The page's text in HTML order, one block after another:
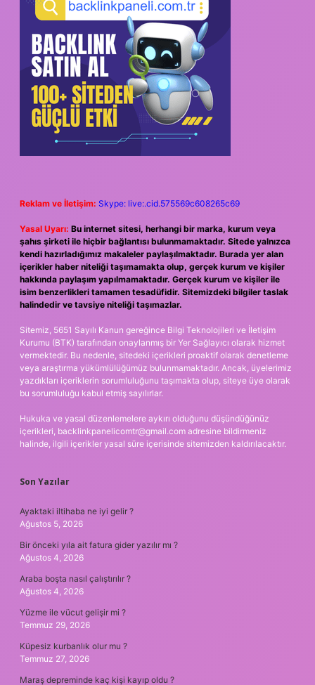
Reklam ve İletişim: Skype: live:.cid.575569c608265c69
Yasal Uyarı: Bu internet sitesi, herhangi bir marka, kurum veya
şahıs şirketi ile hiçbir bağlantısı bulunmamaktadır. Sitede yalnızca
kendi hazırladığımız makaleler paylaşılmaktadır. Burada yer alan
içerikler haber niteliği taşımamakta olup, gerçek kurum ve kişiler
hakkında paylaşım yapılmamaktadır. Gerçek kurum ve kişiler ile
isim benzerlikleri tamamen tesadüfidir. Sitemizdeki bilgiler taslak
halindedir ve tavsiye niteliği taşımazlar.
Sitemiz, 5651 Sayılı Kanun gereğince Bilgi Teknolojileri ve İletişim
Kurumu (BTK) tarafından onaylanmış bir Yer Sağlayıcı olarak hizmet
vermektedir. Bu nedenle, sitedeki içerikleri proaktif olarak denetleme
veya araştırma yükümlülüğümüz bulunmamaktadır. Ancak, üyelerimiz
yazdıkları içeriklerin sorumluluğunu taşımakta olup, siteye üye olarak
bu sorumluluğu kabul etmiş sayılırlar.
Hukuka ve yasal düzenlemelere aykırı olduğunu düşündüğünüz
içerikleri, backlinkpanelicomtr@gmail.com adresine bildirmeniz
halinde, ilgili içerikler yasal süre içerisinde sitemizden kaldırılacaktır.
Son Yazılar
Ayaktaki iltihaba ne iyi gelir ?
Ağustos 5, 2026
Bir önceki yıla ait fatura gider yazılır mı ?
Ağustos 4, 2026
Araba boşta nasıl çalıştırılır ?
Ağustos 4, 2026
Yüzme ile vücut gelişir mi ?
Temmuz 29, 2026
Küpesiz kurbanlık olur mu ?
Temmuz 27, 2026
Maraş depreminde kaç kişi kayıp oldu ?